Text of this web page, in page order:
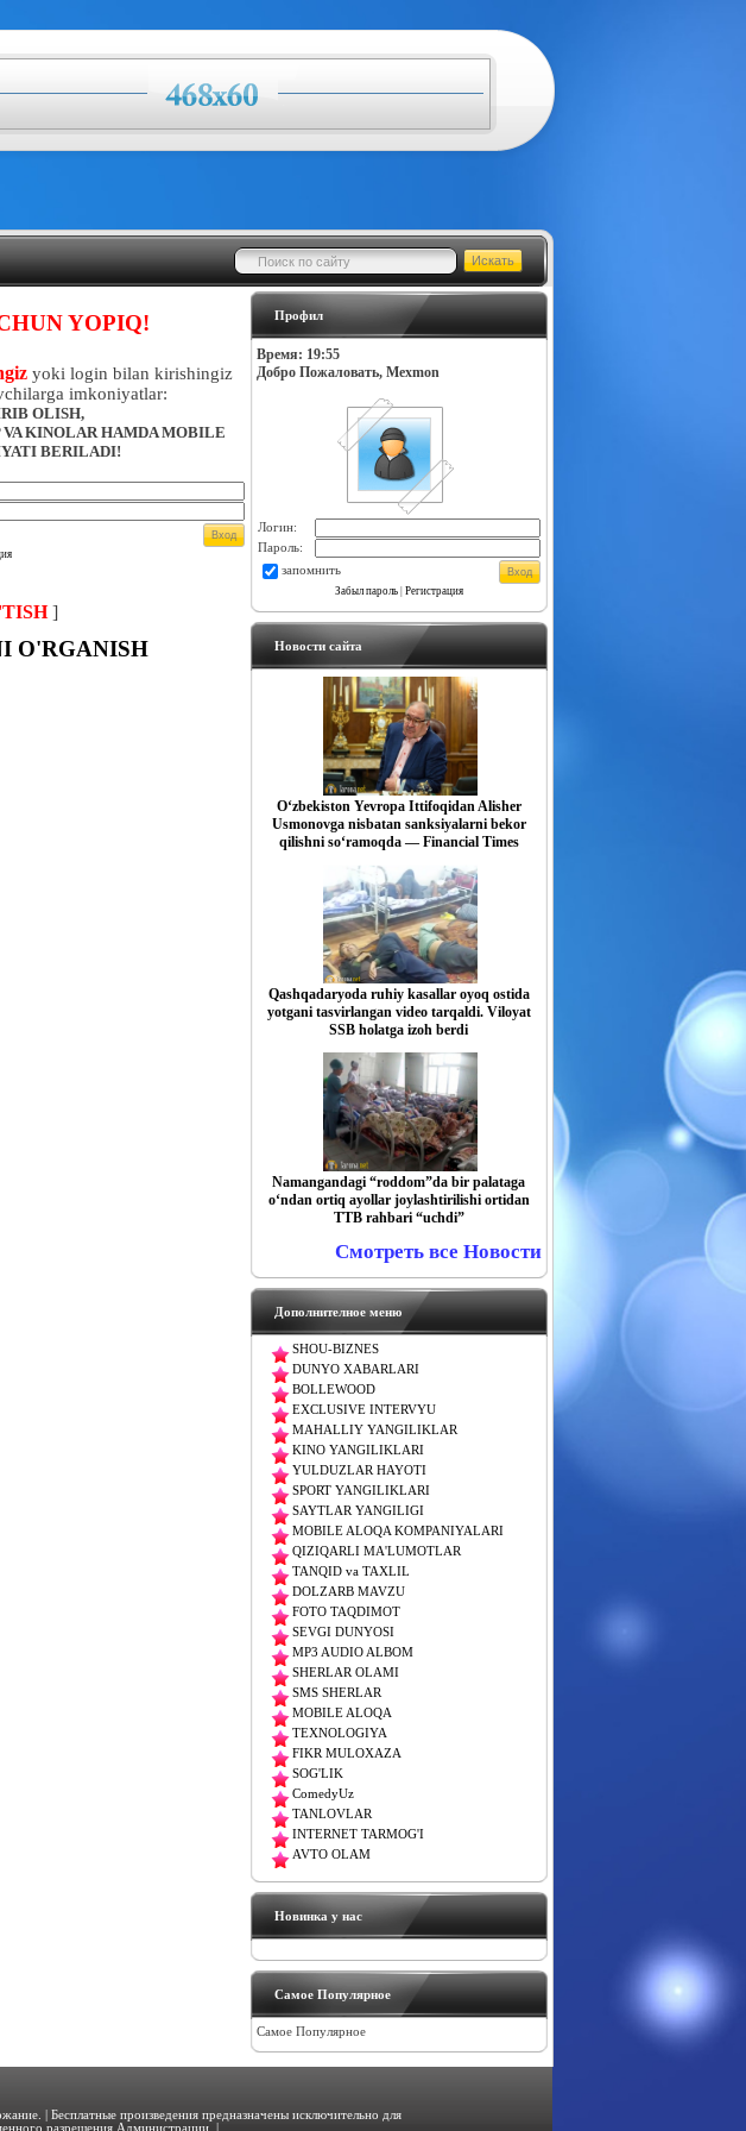
YOPIQ!
yoki login bilan kirishingiz
imkoniyatlar:
OLISH,
KINOLAR HAMDA MOBILE
BERILADI!
]
O'RGANISH
Профил
Время: 19:55
Добро Пожаловать, Mexmon
Логин:
Пароль:
запомнить
Забыл пароль| Регистрация
Новости сайта
O‘zbekiston Yevropa Ittifoqidan Alisher
Usmonovga nisbatan sanksiyalarni bekor
qilishni so‘ramoqda — Financial Times
Qashqadaryoda ruhiy kasallar oyoq ostida
yotgani tasvirlangan video tarqaldi. Viloyat
SSB holatga izoh berdi
Namangandagi “roddom”da bir palataga
o‘ndan ortiq ayollar joylashtirilishi ortidan
TTB rahbari “uchdi”
Смотреть все Новости
Дополнителное меню
SHOU-BIZNES
DUNYO XABARLARI
BOLLEWOOD
EXCLUSIVE INTERVYU
MAHALLIY YANGILIKLAR
KINO YANGILIKLARI
YULDUZLAR HAYOTI
SPORT YANGILIKLARI
SAYTLAR YANGILIGI
MOBILE ALOQA KOMPANIYALARI
QIZIQARLI MA'LUMOTLAR
TANQID va TAXLIL
DOLZARB MAVZU
FOTO TAQDIMOT
SEVGI DUNYOSI
MP3 AUDIO ALBOM
SHERLAR OLAMI
SMS SHERLAR
MOBILE ALOQA
TEXNOLOGIYA
FIKR MULOXAZA
SOG'LIK
ComedyUz
TANLOVLAR
INTERNET TARMOG'I
AVTO OLAM
Новинка у нас
Самое Популярное
Самое Популярное
| Бесплатные произведения предназначены исключительно для
разрешения Администрации. |